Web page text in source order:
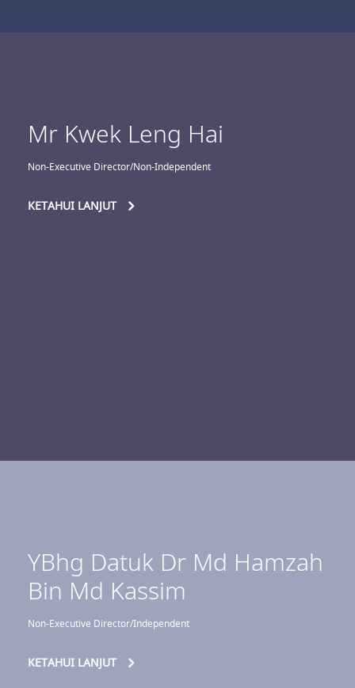
Mr Kwek Leng Hai
Non-Executive Director/Non-Independent
KETAHUI LANJUT
YBhg Datuk Dr Md Hamzah
Bin Md Kassim
Non-Executive Director/Independent
KETAHUI LANJUT